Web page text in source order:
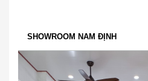
SHOWROOM NAM ĐỊNH